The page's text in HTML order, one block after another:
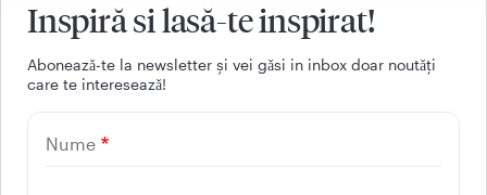
Inspiră si lasă-te inspirat!
Aboneazǎ-te la newsletter și vei gǎsi in inbox doar noutǎți
care te intereseazǎ!
Nume